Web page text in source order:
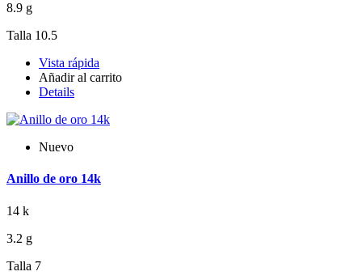
8.9 g
Talla 10.5
Vista rápida
Añadir al carrito
Details
Nuevo
Anillo de oro 14k
14 k
3.2 g
Talla 7